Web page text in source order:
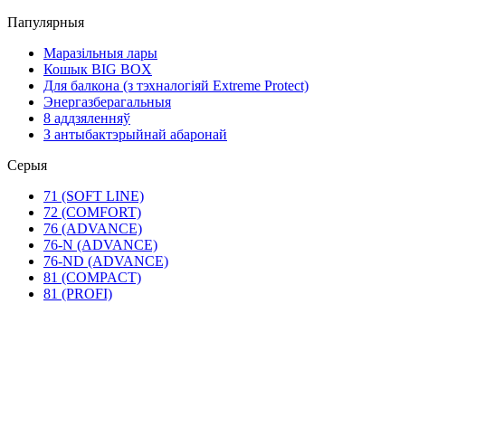
Папулярныя
Маразільныя лары
Кошык BIG BOX
Для балкона (з тэхналогіяй Extreme Protect)
Энергазберагальныя
8 аддзяленняў
З антыбактэрыйнай абаронай
Серыя
71 (SOFT LINE)
72 (COMFORT)
76 (ADVANCE)
76-N (ADVANCE)
76-ND (ADVANCE)
81 (COMPACT)
81 (PROFI)